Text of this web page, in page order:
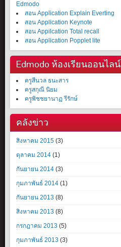
Edmodo
สอน Application Explain Everting
สอน Application Keynote
สอน Appilcation Total recall
สอน Application Popplet lite
Edmodo ห้องเรียนออนไลน์
ครูสีนวล ธนะสาร
ครูสกุณี นิยม
ครูพิชชยานาฏ รีรักษ์
คลังข่าว
สิงหาคม 2015 (3)
ตุลาคม 2014 (1)
กันยายน 2014 (3)
กุมภาพันธ์ 2014 (1)
กันยายน 2013 (8)
สิงหาคม 2013 (8)
กรกฎาคม 2013 (5)
กุมภาพันธ์ 2013 (3)